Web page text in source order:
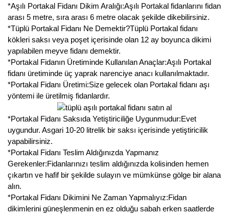
*Aşılı Portakal Fidanı Dikim Aralığı:Aşılı Portakal fidanlarını fidan
arası 5 metre, sıra arası 6 metre olacak şekilde dikebilirsiniz.
*Tüplü Portakal Fidanı Ne Demektir?Tüplü Portakal fidanı
kökleri saksı veya poşet içerisinde olan 12 ay boyunca dikimi
yapılabilen meyve fidanı demektir.
*Portakal Fidanın Üretiminde Kullanılan Anaçlar:Aşılı Portakal
fidanı üretiminde üç yaprak narenciye anacı kullanılmaktadır.
*Portakal Fidanı Üretimi:Size gelecek olan Portakal fidanı aşı
yöntemi ile üretilmiş fidanlardır.
*Portakal Fidanı Saksıda Yetiştiriciliğe Uygunmudur:Evet
uygundur. Asgari 10-20 litrelik bir saksı içerisinde yetiştiricilik
yapabilirsiniz.
*Portakal Fidanı Teslim Aldığınızda Yapmanız
Gerekenler:Fidanlarınızı teslim aldığınızda kolisinden hemen
çıkartın ve hafif bir şekilde sulayın ve mümkünse gölge bir alana
alın.
*Portakal Fidanı Dikimini Ne Zaman Yapmalıyız:Fidan
dikimlerini güneşlenmenin en ez olduğu sabah erken saatlerde
Nar Fidanı
Narenciye Fidanları
Nektarin Fidanı
Papaya Fidanı
Şeftali Fidanı
Trabzon Hurması Fidanı
Üzüm Fidanı
Vişne Fidanı